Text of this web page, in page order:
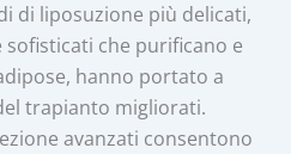
di liposuzione più delicati,
che purificano e
hanno portato a
trapianto migliorati.
avanzati consentono